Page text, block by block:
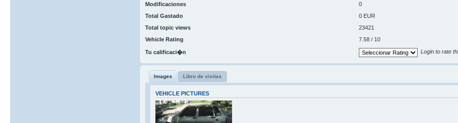
Modificaciones
0
Total Gastado
0 EUR
Total topic views
23421
Vehicle Rating
7.58 / 10
Tu calificaci�n Login to rate
Images Libro de visitas
VEHICLE PICTURES